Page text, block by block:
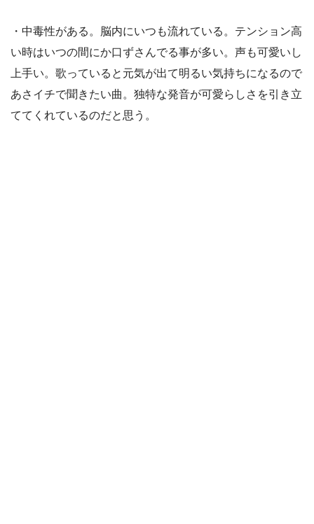
・中毒性がある。脳内にいつも流れている。テンション高
い時はいつの間にか口ずさんでる事が多い。声も可愛いし
上手い。歌っていると元気が出て明るい気持ちになるので
あさイチで聞きたい曲。独特な発音が可愛らしさを引き立
ててくれているのだと思う。